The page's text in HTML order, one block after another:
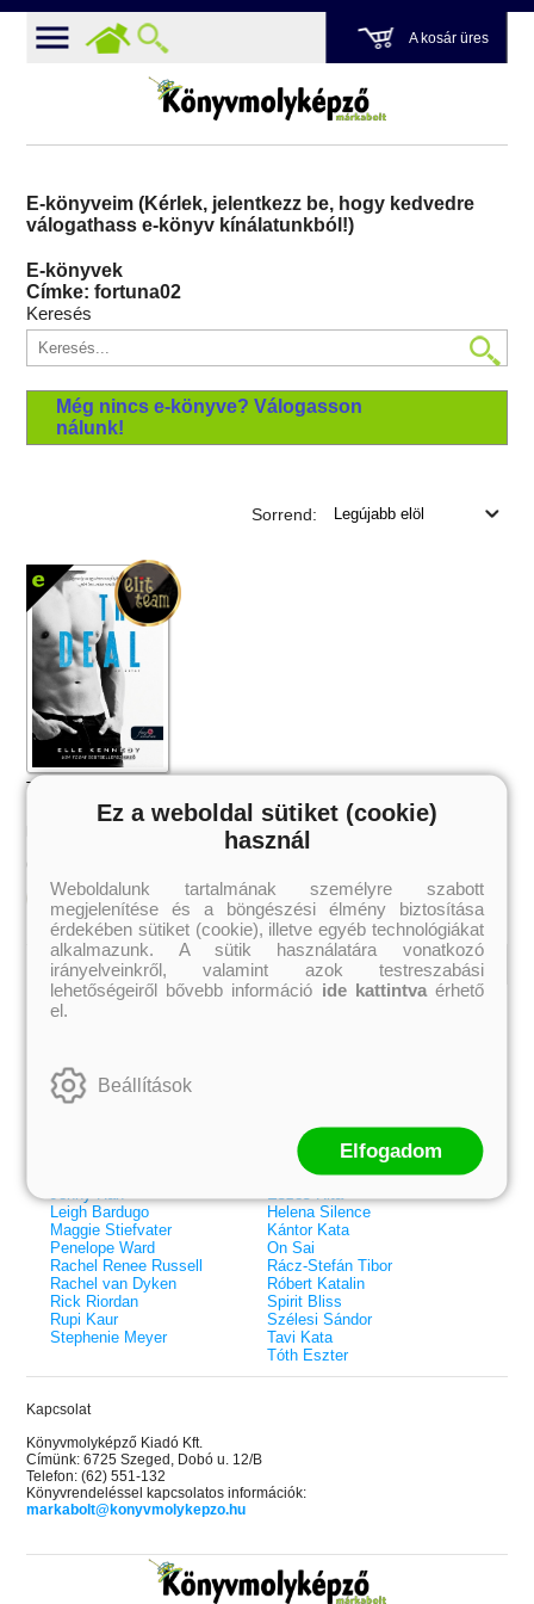
A kosár üres
21.
dicsőség (Az Előhírnök-trilógia
3.)
Különleges éldekorált kiadás!
31.
E-könyveim (Kérlek, jelentkezz be, hogy kedvedre
válogathass e-könyv kínálatunkból!)
E-könyvek
Címke: fortuna02
Keresés
Még nincs e-könyve? Válogasson
nálunk!
Sorrend:
The Deal – Az üzlet (Off-Campus
1.) Önállóan is olvasható!
Online ár:
Kosárba
Kiemelt szerzőink
Cassandra Clare
Colleen Hoover
Elle Kennedy
Jenny Han
Leigh Bardugo
Maggie Stiefvater
Penelope Ward
Rachel Renee Russell
Rachel van Dyken
Rick Riordan
Rupi Kaur
Stephenie Meyer
Böszörményi Gyula
Cselenyák Imre
Csukás István
Ecsédi Orsolya
Eszes Rita
Helena Silence
Kántor Kata
On Sai
Rácz-Stefán Tibor
Róbert Katalin
Spirit Bliss
Szélesi Sándor
Tavi Kata
Tóth Eszter
Kapcsolat
Könyvmolyképző Kiadó Kft.
Címünk: 6725 Szeged, Dobó u. 12/B
Telefon: (62) 551-132
Könyvrendeléssel kapcsolatos információk:
markabolt@konyvmolykepzo.hu
Ez a weboldal sütiket (cookie)
használ
Weboldalunk tartalmának személyre szabott
megjelenítése és a böngészési élmény biztosítása
érdekében sütiket (cookie), illetve egyéb technológiákat
alkalmazunk. A sütik használatára vonatkozó
irányelveinkről, valamint azok testreszabási
lehetőségeiről bővebb információ ide kattintvaérhető
el.
Beállítások
Elfogadom